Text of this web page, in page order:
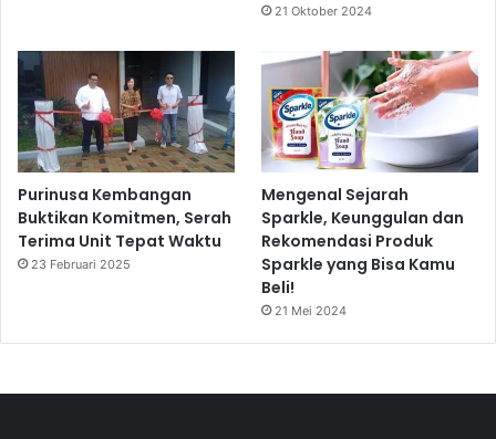
21 Oktober 2024
Purinusa Kembangan
Buktikan Komitmen, Serah
Terima Unit Tepat Waktu
23 Februari 2025
Mengenal Sejarah
Sparkle, Keunggulan dan
Rekomendasi Produk
Sparkle yang Bisa Kamu
Beli!
21 Mei 2024